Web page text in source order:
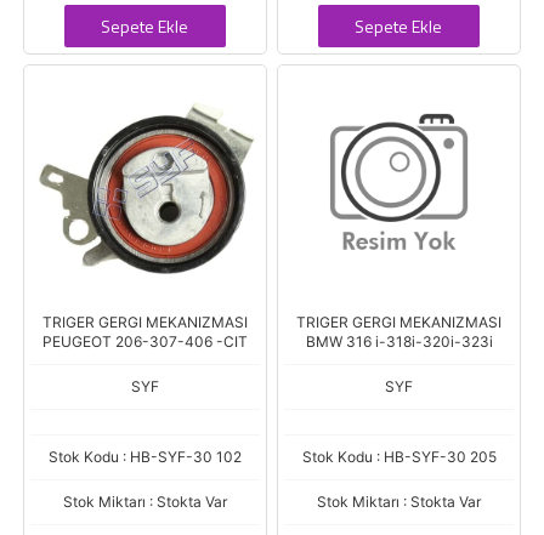
Sepete Ekle Sepete Ekle
TRIGER GERGI MEKANIZMASI
PEUGEOT 206-307-406 -CIT
SYF
Stok Kodu : HB-SYF-30 102
Stok Miktarı : Stokta Var
TRIGER GERGI MEKANIZMASI
BMW 316 i-318i-320i-323i
SYF
Stok Kodu : HB-SYF-30 205
Stok Miktarı : Stokta Var